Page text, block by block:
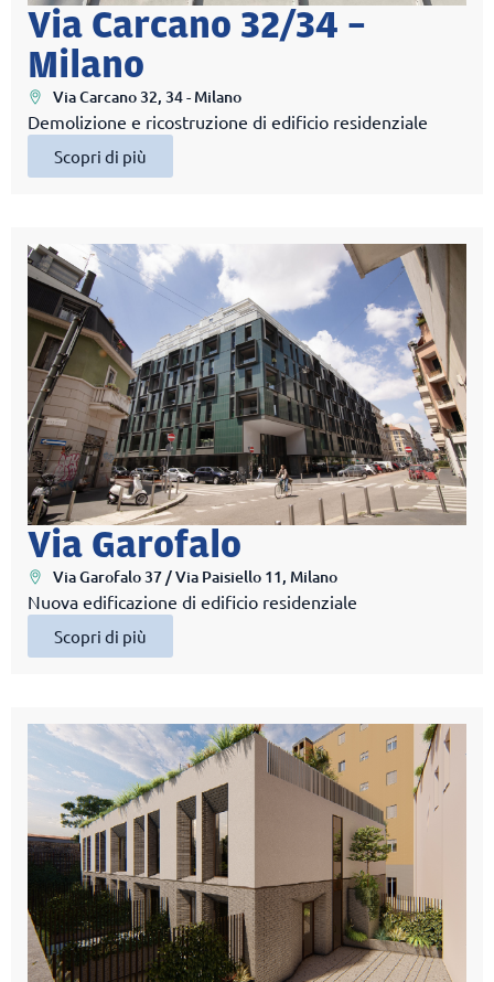
Via Carcano 32/34 –
Milano
Via Carcano 32, 34 - Milano
Demolizione e ricostruzione di edificio residenziale
Scopri di più
Via Garofalo
Via Garofalo 37 / Via Paisiello 11, Milano
Nuova edificazione di edificio residenziale
Scopri di più